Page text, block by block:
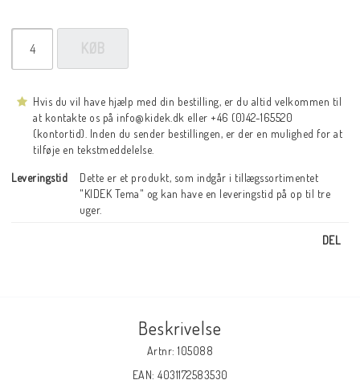
KØB
Hvis du vil have hjælp med din bestilling, er du altid velkommen til
at kontakte os på info@kidek.dk eller +46 (0)42-165520
(kontortid). Inden du sender bestillingen, er der en mulighed for at
tilføje en tekstmeddelelse.
Leveringstid
Dette er et produkt, som indgår i tillægssortimentet
"KIDEK Tema" og kan have en leveringstid på op til tre
uger.
DEL
Beskrivelse
Artnr: 105088
EAN: 4031172583530